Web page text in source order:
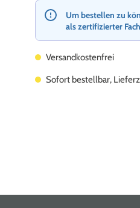
Um bestellen zu
als zertifizierter
Versandkostenfrei
Sofort bestellbar,